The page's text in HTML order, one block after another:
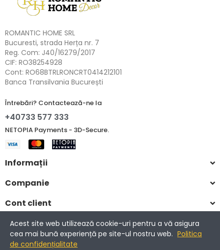
ROMANTIC HOME SRL
Bucuresti, strada Herța nr. 7
Reg. Com: J40/16279/2017
CIF: RO38254928
Cont: RO68BTRLRONCRT0414212101
Banca Transilvania București
Întrebări? Contactează-ne la
+40733 577 333
NETOPIA Payments - 3D-Secure.
Informații
Companie
Cont client
Copyright © 2017-2025 Romantic Home.
Acest site web utilizează cookie-uri pentru a vă asigura
cea mai bună experiență pe site-ul nostru web. Politica
de confidențialitate